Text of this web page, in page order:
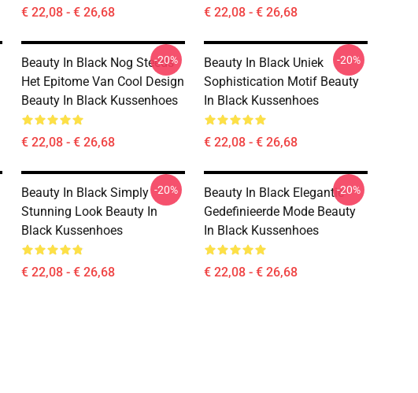
€ 22,08 - € 26,68 € 22,08 - € 26,68
Beauty In Black Nog Steeds
Het Epitome Van Cool Design
Beauty In Black Kussenhoes
€ 22,08 - € 26,68
-20%
Beauty In Black Uniek
Sophistication Motif Beauty
In Black Kussenhoes
€ 22,08 - € 26,68
-20%
Beauty In Black Simply
Stunning Look Beauty In
Black Kussenhoes
€ 22,08 - € 26,68
-20%
Beauty In Black Elegantie
Gedefinieerde Mode Beauty
In Black Kussenhoes
€ 22,08 - € 26,68
-20%